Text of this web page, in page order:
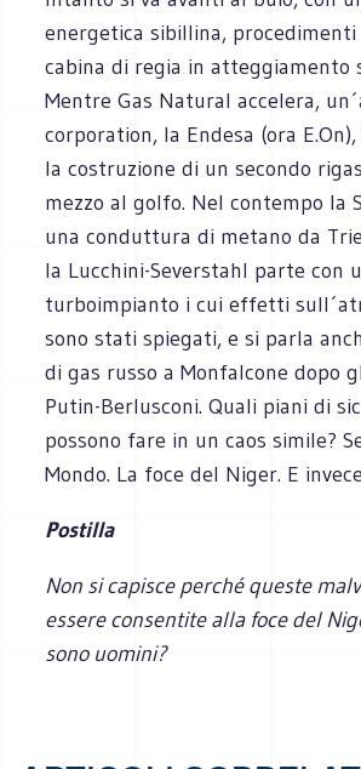
energetica sibillina,
cabina di regia in atteggiamento
Mentre Gas Natural accelera,
corporation, la Endesa (ora
la costruzione di un secondo
mezzo al golfo. Nel contempo la
una conduttura di metano da
la Lucchini-Severstahl parte con
turboimpianto i cui effetti
sono stati spiegati, e si parla
di gas russo a Monfalcone dopo
Putin-Berlusconi. Quali piani di
possono fare in un caos simile?
Mondo. La foce del Niger. E
Postilla
Non si capisce perché queste
essere consentite alla foce del
sono uomini?